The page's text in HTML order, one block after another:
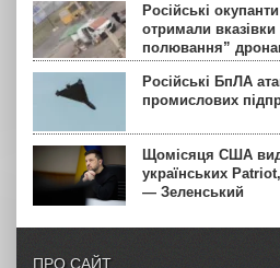
Російські
отримали
полювання”
Російські БпЛА
промислових
Щомісяця США
українських
— Зеленський
ПРО САЙТ